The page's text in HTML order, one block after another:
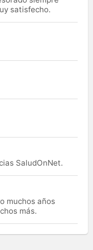
satisfecho.
SaludOnNet.
muchos años
más.